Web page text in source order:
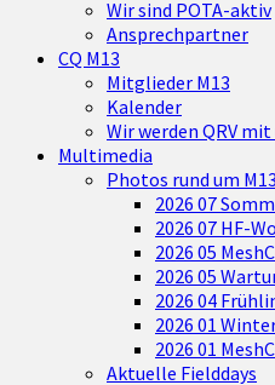
Wir sind POTA-aktiv
Ansprechpartner
CQ M13
Mitglieder M13
Kalender
Wir werden QRV
Multimedia
Photos rund um M13
2026 07
2026 07 HF-
2026 05
2026 05
2026 04
2026 01
2026 01
Aktuelle Fielddays